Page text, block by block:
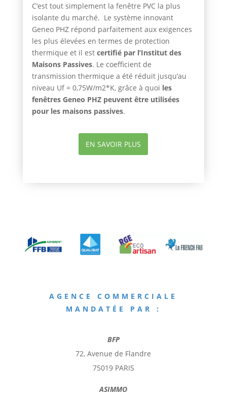
C’est tout simplement la fenêtre PVC la plus
isolante du marché. Le système innovant
Geneo PHZ répond parfaitement aux exigences
les plus élevées en termes de protection
thermique et il est certifié par l’Institut des
Maisons Passives. Le coefficient de
transmission thermique a été réduit jusqu’au
niveau Uf = 0,75W/m2*K, grâce à quoi les
fenêtres Geneo PHZ peuvent être utilisées
pour les maisons passives.
EN SAVOIR PLUS
AGENCE COMMERCIALE
MANDATÉE PAR :
BFP
72, Avenue de Flandre
75019 PARIS
ASIMMO